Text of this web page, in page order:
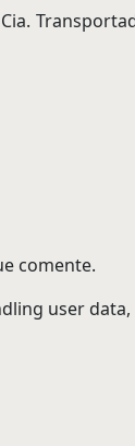
comente.
user data,